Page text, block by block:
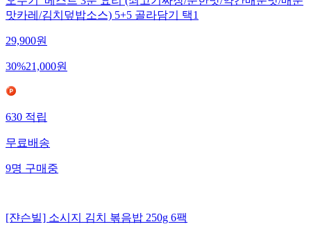
오뚜기_베스트 3분 요리 (쇠고기짜장/순한맛/약간매운맛/매운
맛카레/김치덮밥소스) 5+5 골라담기 택1
29,900원
30%21,000원
630적립
무료배송
9명구매중
[쟌슨빌] 소시지 김치 볶음밥 250g 6팩